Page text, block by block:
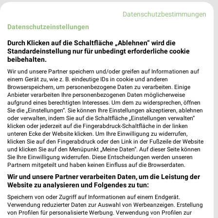
Biberbachstraße 10
Heute 07:00 - 20:00 Uhr | Geschlossen
Kaufland Friedberg
Marquardtstraße 1
86316 Friedberg
Heute 07:00 - 20:00 Uhr | Geschlossen
494,19 km • Angebote: 2 Prospekte
Kaufland Landsberg am Lech
Am Penzinger Feld 21
86899 Landsberg am Lech
Heute 07:00 - 20:00 Uhr | Geschlossen
Datenschutzbestimmungen
Datenschutzeinstellungen
Durch Klicken auf die Schaltfläche „Ablehnen“ wird die
Standardeinstellung nur für unbedingt erforderliche cookie
beibehalten.
Wir und unsere Partner speichern und/oder greifen auf Informationen auf
einem Gerät zu, wie z. B. eindeutige IDs in cookie und anderen
Browserspeichern, um personenbezogene Daten zu verarbeiten. Einige
Anbieter verarbeiten Ihre personenbezogenen Daten möglicherweise
aufgrund eines berechtigten Interesses. Um dem zu widersprechen, öffnen
Sie die „Einstellungen“. Sie können Ihre Einstellungen akzeptieren, ablehnen
oder verwalten, indem Sie auf die Schaltfläche „Einstellungen verwalten“
klicken oder jederzeit auf die Fingerabdruck-Schaltfläche in der linken
unteren Ecke der Website klicken. Um Ihre Einwilligung zu widerrufen,
klicken Sie auf den Fingerabdruck oder den Link in der Fußzeile der Website
und klicken Sie auf den Menüpunkt „Meine Daten“. Auf dieser Seite können
Sie Ihre Einwilligung widerrufen. Diese Entscheidungen werden unseren
Partnern mitgeteilt und haben keinen Einfluss auf die Browserdaten.
Wir und unsere Partner verarbeiten Daten, um die Leistung der
Website zu analysieren und Folgendes zu tun:
Speichern von oder Zugriff auf Informationen auf einem Endgerät.
Verwendung reduzierter Daten zur Auswahl von Werbeanzeigen. Erstellung
von Profilen für personalisierte Werbung. Verwendung von Profilen zur